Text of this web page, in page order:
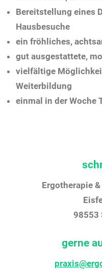
Bereitstellung eines
Hausbesuche
ein fröhliches,
gut ausgestattete,
vielfältige
Weiterbildung
einmal in der Woche
Ergotherapie
98553
gerne